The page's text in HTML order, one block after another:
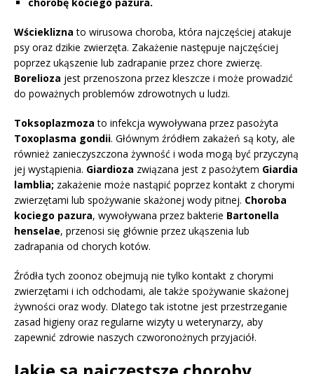
chorobę kociego pazura.
Wścieklizna to wirusowa choroba, która najczęściej atakuje
psy oraz dzikie zwierzęta. Zakażenie następuje najczęściej
poprzez ukąszenie lub zadrapanie przez chore zwierzę.
Borelioza jest przenoszona przez kleszcze i może prowadzić
do poważnych problemów zdrowotnych u ludzi.
Toksoplazmoza to infekcja wywoływana przez pasożyta
Toxoplasma gondii. Głównym źródłem zakażeń są koty, ale
również zanieczyszczona żywność i woda mogą być przyczyną
jej wystąpienia. Giardioza związana jest z pasożytem Giardia
lamblia; zakażenie może nastąpić poprzez kontakt z chorymi
zwierzętami lub spożywanie skażonej wody pitnej. Choroba
kociego pazura, wywoływana przez bakterie Bartonella
henselae, przenosi się głównie przez ukąszenia lub
zadrapania od chorych kotów.
Źródła tych zoonoz obejmują nie tylko kontakt z chorymi
zwierzętami i ich odchodami, ale także spożywanie skażonej
żywności oraz wody. Dlatego tak istotne jest przestrzeganie
zasad higieny oraz regularne wizyty u weterynarzy, aby
zapewnić zdrowie naszych czworonożnych przyjaciół.